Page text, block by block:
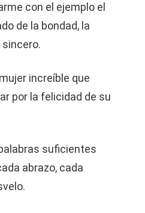
con el ejemplo el
de la bondad, la
increíble que
por la felicidad de su
suficientes
abrazo, cada